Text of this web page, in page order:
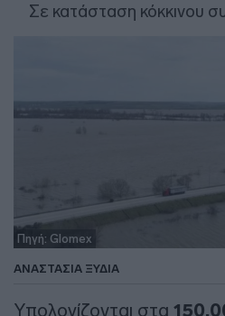
Σε κατάσταση κόκκινου
Πηγή: Glomex
ΑΝΑΣΤΑΣΊΑ ΞΥΔΙΆ
Υπολογίζονται στα